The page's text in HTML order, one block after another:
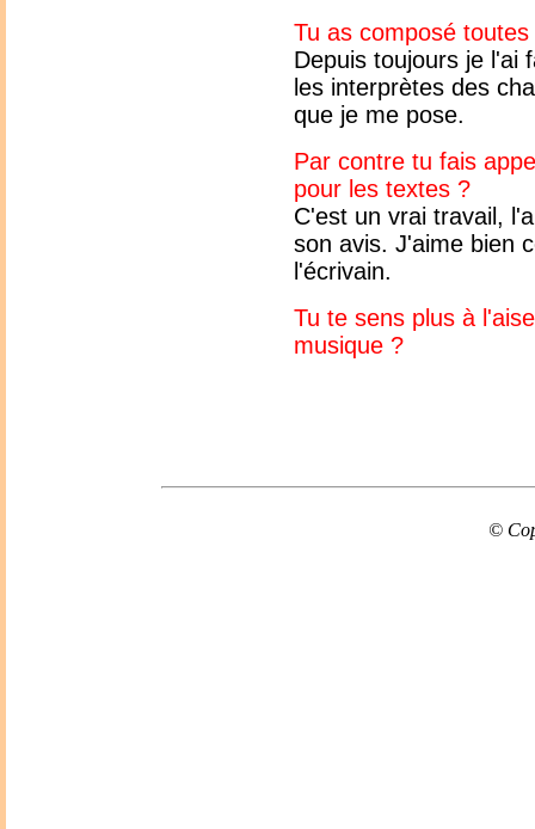
Tu as composé
Depuis toujours je l'ai
les interprètes des
que je me pose.
Par contre tu fais
pour les textes ?
C'est un vrai travail,
son avis. J'aime bien
l'écrivain.
Tu te sens plus à
musique ?
©